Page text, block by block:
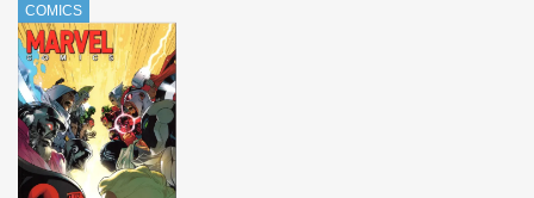
COMICS